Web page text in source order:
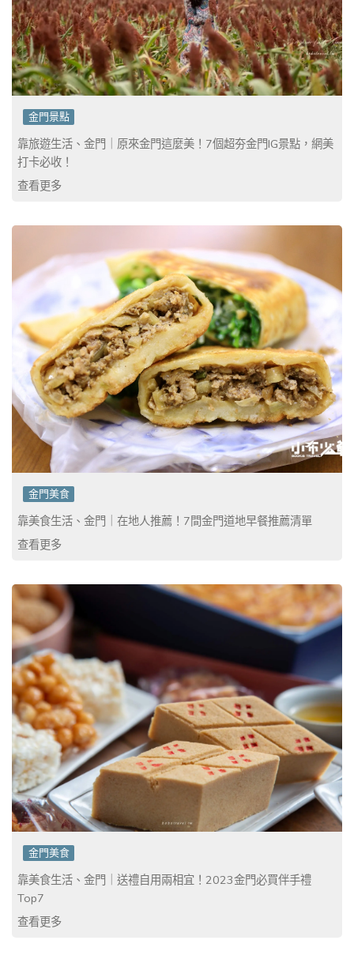
金門景點
靠旅遊生活、金門｜原來金門這麼美！7個超夯金門IG景點，網美
打卡必收！
查看更多
金門美食
靠美食生活、金門｜在地人推薦！7間金門道地早餐推薦清單
查看更多
金門美食
靠美食生活、金門｜送禮自用兩相宜！2023金門必買伴手禮
Top7
查看更多